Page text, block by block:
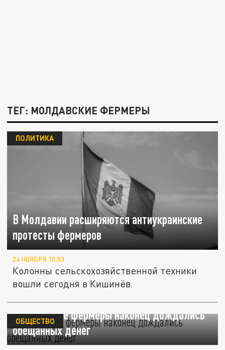
ТЕГ: МОЛДАВСКИЕ ФЕРМЕРЫ
В Молдавии расширяются антиукраинские
протесты фермеров
ПОЛИТИКА
24 НОЯБРЯ 10:53
Колонны сельскохозяйственной техники
вошли сегодня в Кишинёв.
Молдавские фермеры наконец дождались
обещанных денег
ОБЩЕСТВО